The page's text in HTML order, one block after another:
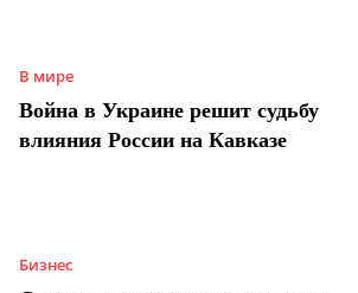
В мире
Война в Украине решит судьбу
влияния России на Кавказе
Бизнес